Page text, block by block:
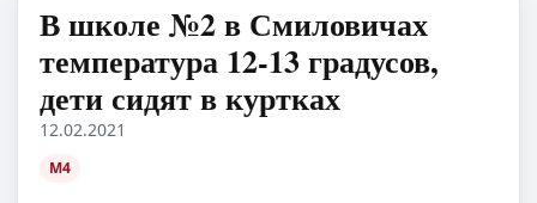
В школе №2 в Смиловичах
температура 12-13 градусов,
дети сидят в куртках
12.02.2021
M4